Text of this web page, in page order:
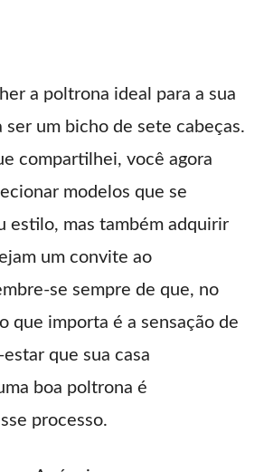
a poltrona ideal para a sua
ser um bicho de sete cabeças.
compartilhei, você agora
modelos que se
estilo, mas também adquirir
um convite ao
se sempre de que, no
que importa é a sensação de
que sua casa
boa poltrona é
processo.